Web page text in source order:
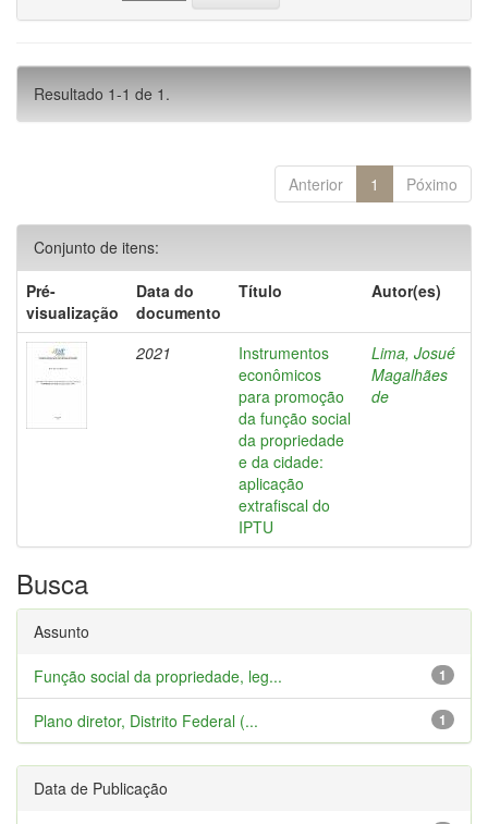
Resultado 1-1 de 1.
Anterior 1 Póximo
Conjunto de itens:
Pré-
visualização
Data do
documento
Título Autor(es)
2021
Instrumentos
econômicos
para promoção
da função social
da propriedade
e da cidade:
aplicação
extrafiscal do
IPTU
Lima, Josué
Magalhães
de
Busca
Assunto
1
Função social da propriedade, leg...
1
Plano diretor, Distrito Federal (...
Data de Publicação